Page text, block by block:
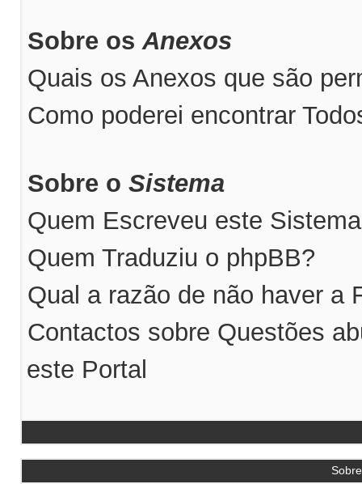
Sobre osAnexos
Quais os Anexos que são
Como poderei encontrar
Sobre o Sistema
Quem Escreveu este
Quem Traduziu o phpBB?
Qual a razão de não haver a
Contactos sobre Questões
este Portal